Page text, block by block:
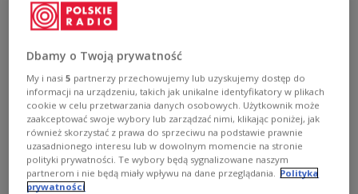
Zobacz więcej na temat:
służby i bezpieczeństwo
Dbamy o Twoją prywatność
My i nasi5 partnerzy przechowujemy lub uzyskujemy dostęp do
informacji na urządzeniu, takich jak unikalne identyfikatory w plikach
cookie w celu przetwarzania danych osobowych. Użytkownik może
zaakceptować swoje wybory lub zarządzać nimi, klikając poniżej, jak
również skorzystać z prawa do sprzeciwu na podstawie prawnie
uzasadnionego interesu lub w dowolnym momencie na stronie
polityki prywatności. Te wybory będą sygnalizowane naszym
partnerom i nie będą miały wpływu na dane przeglądania. Polityka
prywatności